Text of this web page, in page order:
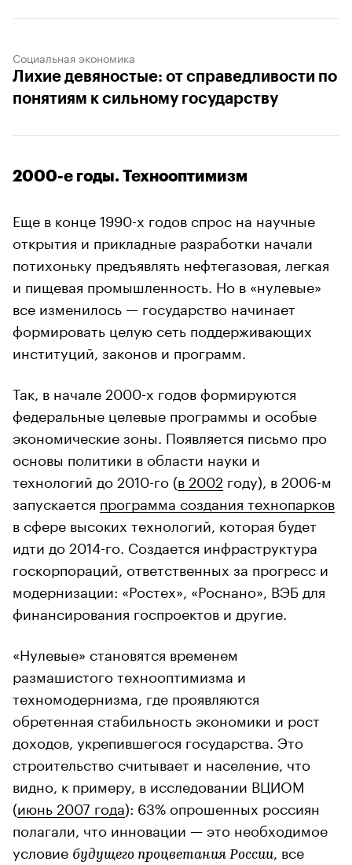
Социальная экономика
Лихие девяностые: от справедливости по
понятиям к сильному государству
2000-е годы. Технооптимизм
Еще в конце 1990-х годов спрос на научные
открытия и прикладные разработки начали
потихоньку предъявлять нефтегазовая, легкая
и пищевая промышленность. Но в «нулевые»
все изменилось — государство начинает
формировать целую сеть поддерживающих
институций, законов и программ.
Так, в начале 2000-х годов формируются
федеральные целевые программы и особые
экономические зоны. Появляется письмо про
основы политики в области науки и
технологий до 2010-го (в 2002 году), в 2006-м
запускается программа создания технопарков
в сфере высоких технологий, которая будет
идти до 2014-го. Создается инфраструктура
госкорпораций, ответственных за прогресс и
модернизации: «Ростех», «Роснано», ВЭБ для
финансирования госпроектов и другие.
«Нулевые» становятся временем
размашистого технооптимизма и
техномодернизма, где проявляются
обретенная стабильность экономики и рост
доходов, укрепившегося государства. Это
строительство считывает и население, что
видно, к примеру, в исследовании ВЦИОМ
(июнь 2007 года): 63% опрошенных россиян
полагали, что инновации — это необходимое
условие будущего процветания России , все